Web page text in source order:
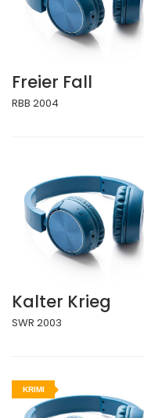
Freier Fall
RBB 2004
Kalter Krieg
SWR 2003
KRIMI